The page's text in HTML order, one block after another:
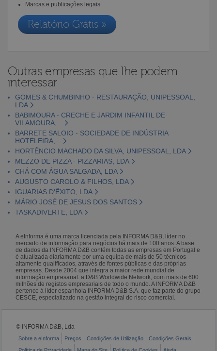
Marcas e publicações legais
Relatório Grátis »
Outras empresas que lhe podem
interessar
GOMES & CHUMBINHO - RESTAURAÇÃO, UNIPESSOAL,
LDA
BABIMOURA - CRECHE E JARDIM INFANTIL DE
VILAMOURA,...
BARRETE SALOIO - SOCIEDADE DE INDÚSTRIA
HOTELEIRA,...
HORTÊNCIO MACHADO DA SILVA, UNIPESSOAL, LDA
MEZZO DE PIZZA - PIZZARIAS, LDA
CHÁ COM ÁGUA SALGADA, LDA
AUGUSTO CAROLO & FILHOS, LDA
IGUARIAS D'ÊXITO, LDA
MÁRIO JOSÉ DE JESUS DOS SANTOS
TASKADIVERTE, LDA
A eInforma é uma marca licenciada pela INFORMA D&B, líder no
mercado de informação para negócios há mais de 100 anos. A base
de dados da INFORMA D&B contém todas as empresas em Portugal e
é atualizada diariamente por uma equipa de mais de 50 técnicos
altamente qualificados, através de fontes públicas e das próprias
empresas. Desde 2004 que integra a maior rede mundial de
informação empresarial: a D&B Worldwide Network, com mais de 600
milhões de registos empresariais de todo o mundo. A INFORMA D&B
pertence à líder espanhola INFORMA D&B S.A. que faz parte do grupo
CESCE, especializado na gestão integral do risco comercial.
© INFORMA D&B, Lda
Sobre a eInforma Preços Condições de Utilização
Condições Gerais